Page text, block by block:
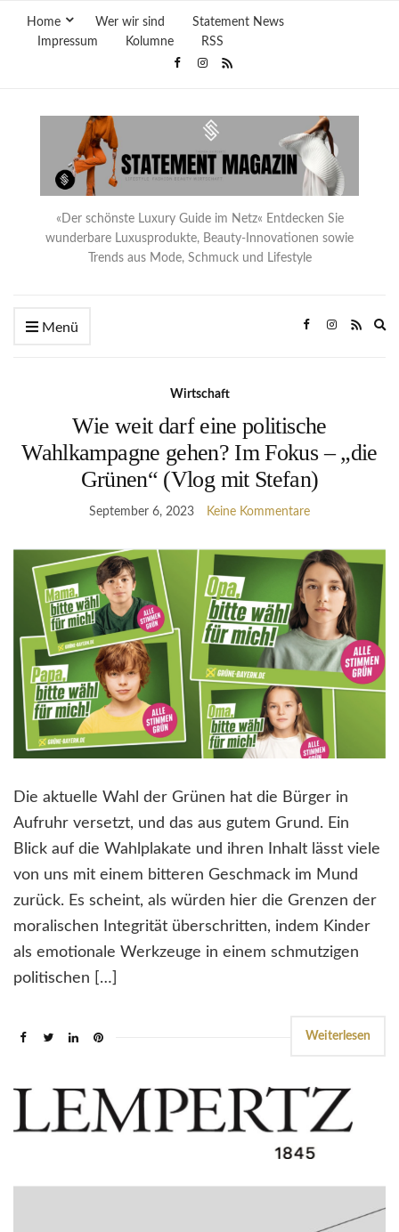
Home Wer wir sind
Statement News
Impressum
Kolumne RSS
«Der schönste Luxury Guide im Netz« Entdecken Sie
wunderbare Luxusprodukte, Beauty-Innovationen sowie
Trends aus Mode, Schmuck und Lifestyle
Menü
Wirtschaft
Wie weit darf eine politische
Wahlkampagne gehen? Im Fokus – „die
Grünen“ (Vlog mit Stefan)
September 6, 2023 Keine Kommentare
Die aktuelle Wahl der Grünen hat die Bürger in
Aufruhr versetzt, und das aus gutem Grund. Ein
Blick auf die Wahlplakate und ihren Inhalt lässt viele
von uns mit einem bitteren Geschmack im Mund
zurück. Es scheint, als würden hier die Grenzen der
moralischen Integrität überschritten, indem Kinder
als emotionale Werkzeuge in einem schmutzigen
politischen […]
Weiterlesen